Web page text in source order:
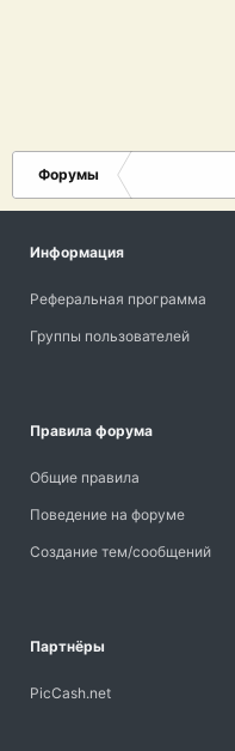
Форумы
Информация
Реферальная программа
Группы пользователей
Правила форума
Общие правила
Поведение на форуме
Создание тем/сообщений
Партнёры
PicCash.net